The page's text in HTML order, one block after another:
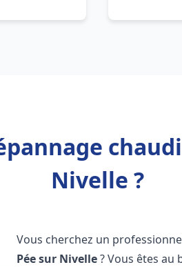
Nivelle ?
Vous cherchez un
Pée sur Nivelle? Vous êtes